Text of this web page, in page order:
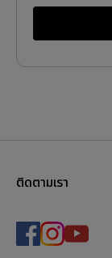
ติดตามเรา